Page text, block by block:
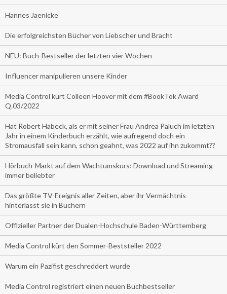
Hannes Jaenicke
Die erfolgreichsten Bücher von Liebscher und Bracht
NEU: Buch-Bestseller der letzten vier Wochen
Influencer manipulieren unsere Kinder
Media Control kürt Colleen Hoover mit dem #BookTok Award
Q.03/2022
Hat Robert Habeck, als er mit seiner Frau Andrea Paluch im letzten
Jahr in einem Kinderbuch erzählt, wie aufregend doch ein
Stromausfall sein kann, schon geahnt, was 2022 auf ihn zukommt??
Hörbuch-Markt auf dem Wachtumskurs: Download und Streaming
immer beliebter
Das größte TV-Ereignis aller Zeiten, aber ihr Vermächtnis
hinterlässt sie in Büchern
Offizieller Partner der Dualen-Hochschule Baden-Württemberg
Media Control kürt den Sommer-Beststeller 2022
Warum ein Pazifist geschreddert wurde
Media Control registriert einen neuen Buchbestseller